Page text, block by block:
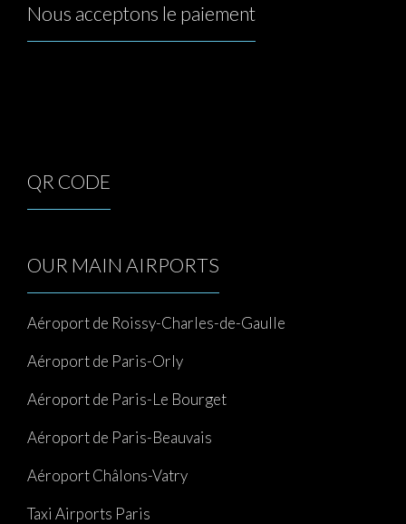
Nous acceptons le paiement
QR CODE
OUR MAIN AIRPORTS
Aéroport de Roissy-Charles-de-Gaulle
Aéroport de Paris-Orly
Aéroport de Paris-Le Bourget
Aéroport de Paris-Beauvais
Aéroport Châlons-Vatry
Taxi Airports Paris